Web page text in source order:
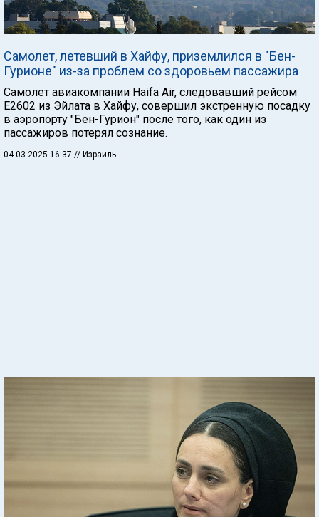
Самолет, летевший в Хайфу, приземлился в "Бен-
Гурионе" из-за проблем со здоровьем пассажира
Самолет авиакомпании Haifa Air, следовавший рейсом
E2602 из Эйлата в Хайфу, совершил экстренную посадку
в аэропорту "Бен-Гурион" после того, как один из
пассажиров потерял сознание.
04.03.2025 16:37 // Израиль